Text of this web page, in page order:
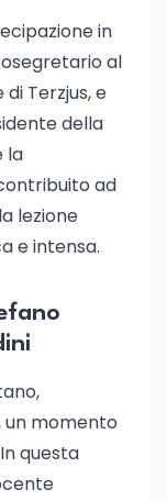
in
al
Terzjus, e
della
la
ad
lezione
e intensa.
un momento
questa